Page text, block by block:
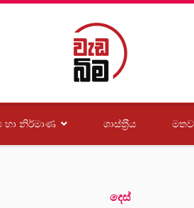
හා නිර්මාණ ශාස්ත‍්‍රීය
දෙස්